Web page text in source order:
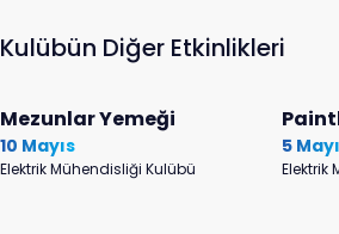
Kulübün Diğer Etkinlikleri
Mezunlar Yemeği
10 Mayıs
Elektrik Mühendisliği Kulübü
5
Elektrik